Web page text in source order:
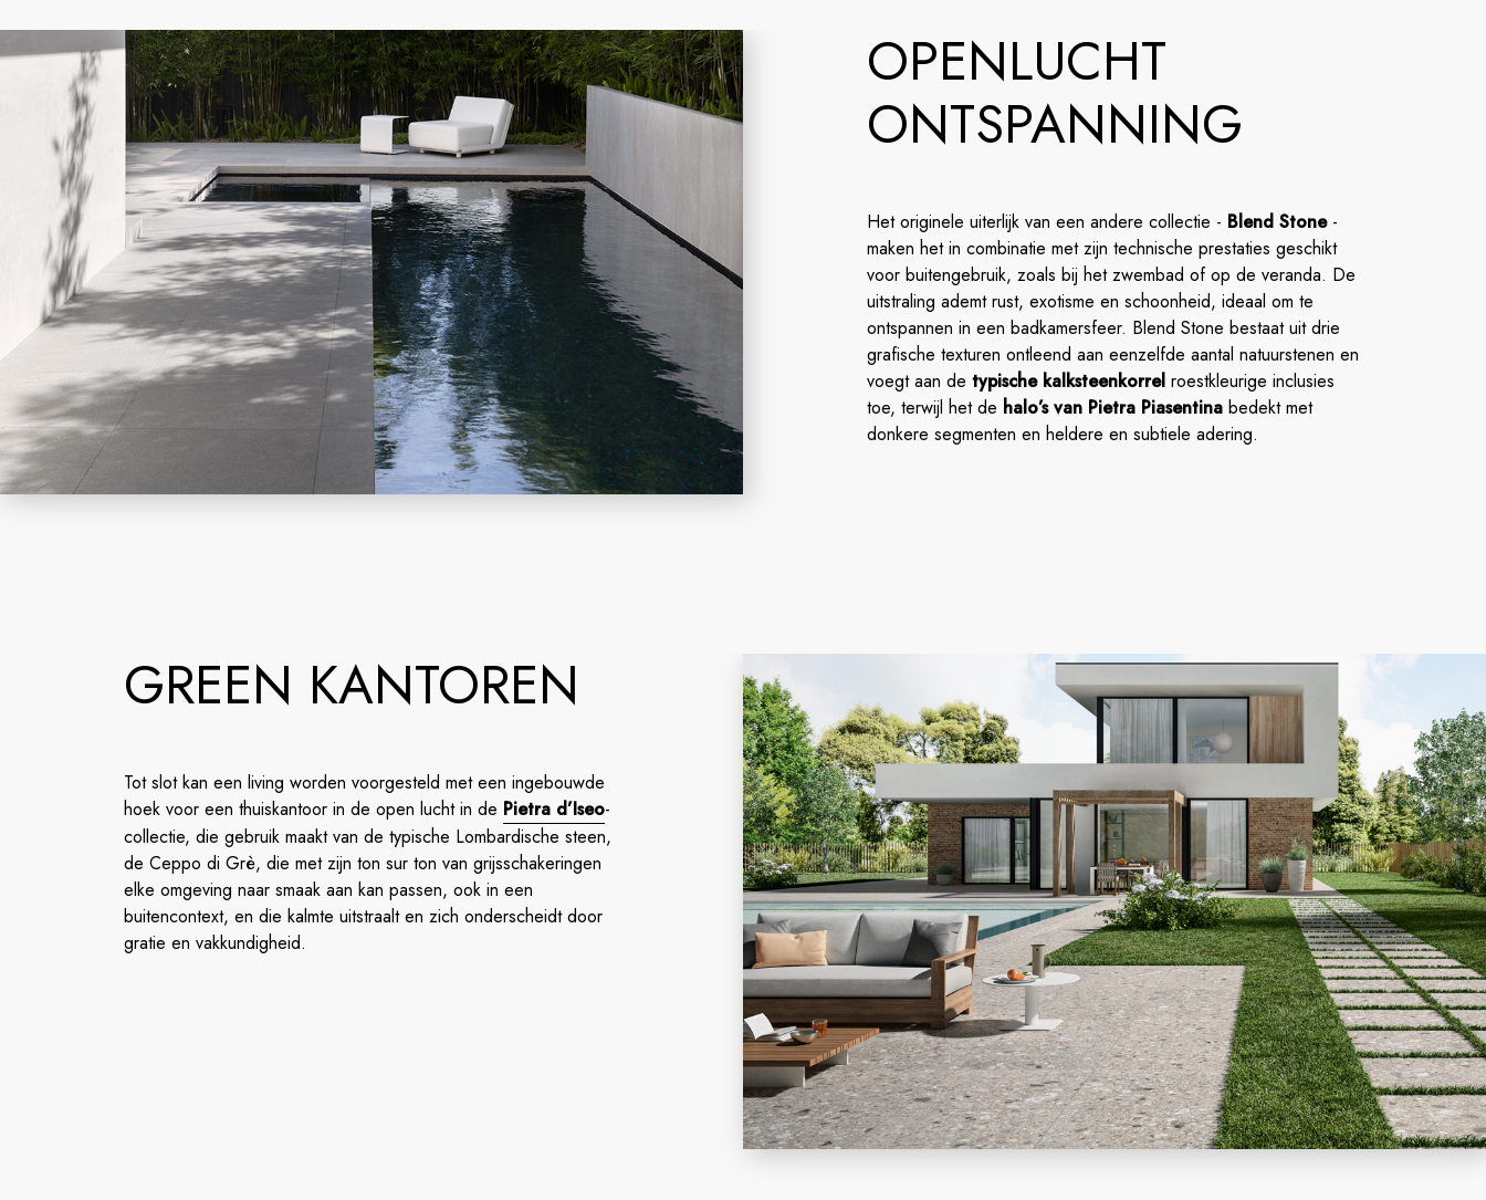
OPENLUCHT
ONTSPANNING
Het originele uiterlijk van een andere collectie - Blend Stone-
maken het in combinatie met zijn technische prestaties geschikt
voor buitengebruik, zoals bij het zwembad of op de veranda. De
uitstraling ademt rust, exotisme en schoonheid, ideaal om te
ontspannen in een badkamersfeer. Blend Stone bestaat uit drie
grafische texturen ontleend aan eenzelfde aantal natuurstenen en
voegt aan de typische kalksteenkorrelroestkleurige inclusies
toe, terwijl het de halo’s van Pietra Piasentinabedekt met
donkere segmenten en heldere en subtiele adering.
GREEN KANTOREN
Tot slot kan een living worden voorgesteld met een ingebouwde
hoek voor een thuiskantoor in de open lucht in de Pietra d’Iseo-
collectie, die gebruik maakt van de typische Lombardische steen,
de Ceppo di Grè, die met zijn ton sur ton van grijsschakeringen
elke omgeving naar smaak aan kan passen, ook in een
buitencontext, en die kalmte uitstraalt en zich onderscheidt door
gratie en vakkundigheid.